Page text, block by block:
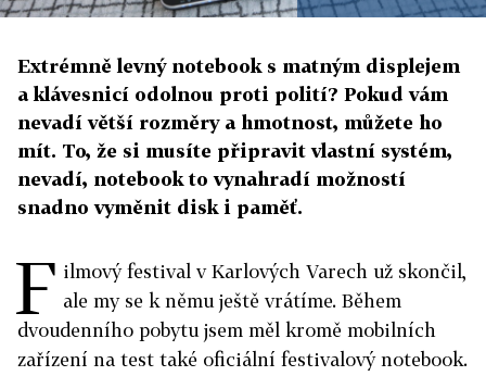
Extrémně levný notebook s matným displejem
a klávesnicí odolnou proti polití? Pokud vám
nevadí větší rozměry a hmotnost, můžete ho
mít. To, že si musíte připravit vlastní systém,
nevadí, notebook to vynahradí možností
snadno vyměnit disk i paměť.
F ilmový festival v Karlových Varech už skončil,
ale my se k němu ještě vrátíme. Během
dvoudenního pobytu jsem měl kromě mobilních
zařízení na test také oficiální festivalový notebook.